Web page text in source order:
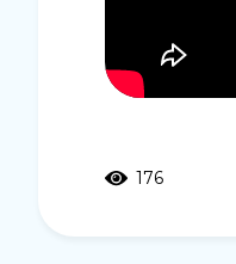
176